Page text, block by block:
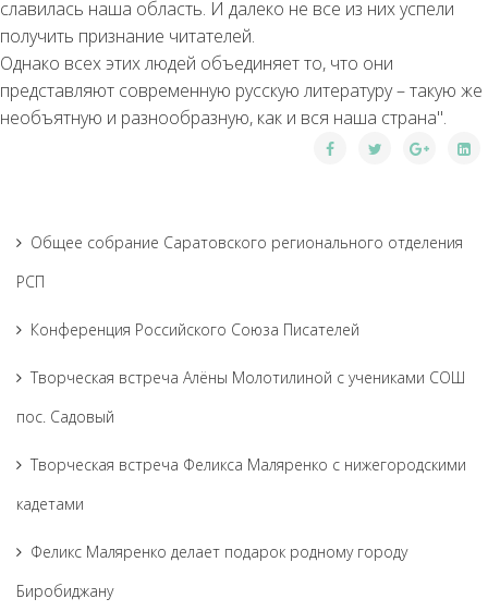
славилась наша область. И далеко не все из них успели
получить признание читателей.
Однако всех этих людей объединяет то, что они
представляют современную русскую литературу – такую же
необъятную и разнообразную, как и вся наша страна".
Общее собрание Саратовского регионального отделения
РСП
Конференция Российского Союза Писателей
Творческая встреча Алёны Молотилиной с учениками СОШ
пос. Садовый
Творческая встреча Феликса Маляренко с нижегородскими
кадетами
Феликс Маляренко делает подарок родному городу
Биробиджану